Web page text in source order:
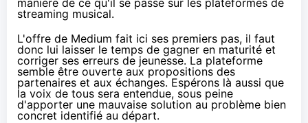
streaming musical.
L'offre de Medium fait ici ses premiers pas, il faut
donc lui laisser le temps de gagner en maturité et
corriger ses erreurs de jeunesse. La plateforme
semble être ouverte aux propositions des
partenaires et aux échanges. Espérons là aussi que
la voix de tous sera entendue, sous peine
d'apporter une mauvaise solution au problème bien
concret identifié au départ.